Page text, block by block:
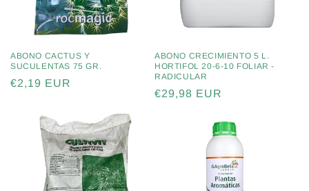
ABONO CACTUS Y
SUCULENTAS 75 GR.
Precio
€2,19 EUR
ABONO CRECIMIENTO 5 L.
HORTIFOL 20-6-10 FOLIAR -
RADICULAR
Precio
€29,98 EUR